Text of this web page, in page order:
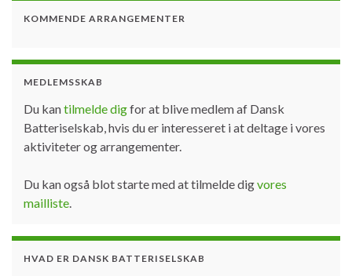
KOMMENDE ARRANGEMENTER
MEDLEMSSKAB
Du kantilmelde digfor at blive medlem af Dansk
Batteriselskab, hvis du er interesseret i at deltage i vores
aktiviteter og arrangementer.
Du kan også blot starte med at tilmelde digvores
mailliste
HVAD ER DANSK BATTERISELSKAB